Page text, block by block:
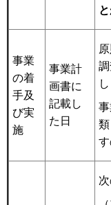
事業
の着
手及
び実
施
事業計
画書に
記載し
た日